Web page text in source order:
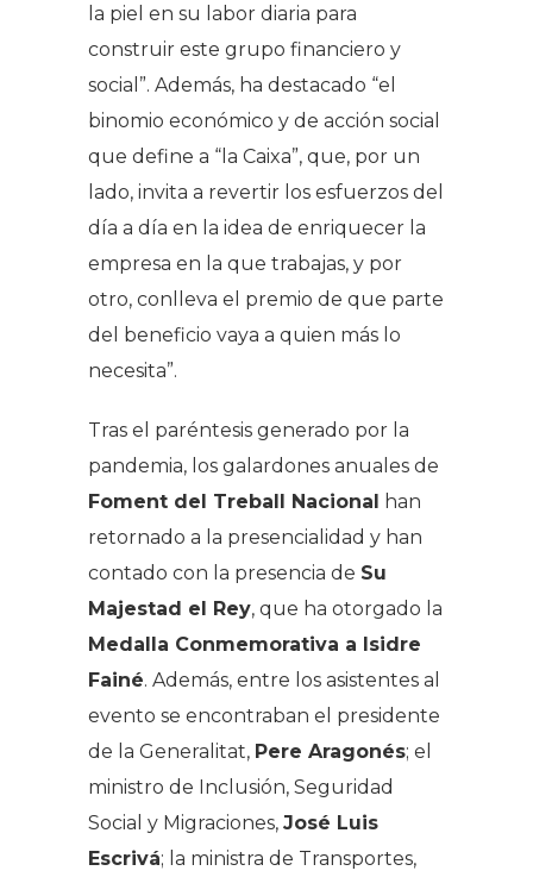
la piel en su labor diaria para
construir este grupo financiero y
social”. Además, ha destacado “el
binomio económico y de acción social
que define a “la Caixa”, que, por un
lado, invita a revertir los esfuerzos del
día a día en la idea de enriquecer la
empresa en la que trabajas, y por
otro, conlleva el premio de que parte
del beneficio vaya a quien más lo
necesita”.
Tras el paréntesis generado por la
pandemia, los galardones anuales de
Foment del Treball Nacional han
retornado a la presencialidad y han
contado con la presencia de Su
Majestad el Rey, que ha otorgado la
Medalla Conmemorativa a Isidre
Fainé. Además, entre los asistentes al
evento se encontraban el presidente
de la Generalitat, Pere Aragonés; el
ministro de Inclusión, Seguridad
Social y Migraciones, José Luis
Escrivá; la ministra de Transportes,